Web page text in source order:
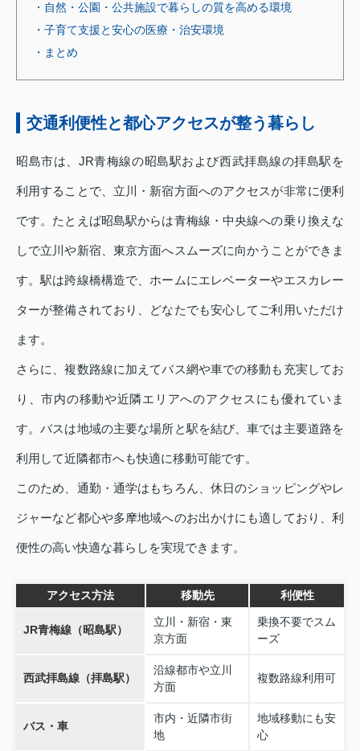
・自然・公園・公共施設で暮らしの質を高める環境
・子育て支援と安心の医療・治安環境
・まとめ
交通利便性と都心アクセスが整う暮らし
昭島市は、JR青梅線の昭島駅および西武拝島線の拝島駅を
利用することで、立川・新宿方面へのアクセスが非常に便利
です。たとえば昭島駅からは青梅線・中央線への乗り換えな
しで立川や新宿、東京方面へスムーズに向かうことができま
す。駅は跨線橋構造で、ホームにエレベーターやエスカレー
ターが整備されており、どなたでも安心してご利用いただけ
ます。
さらに、複数路線に加えてバス網や車での移動も充実してお
り、市内の移動や近隣エリアへのアクセスにも優れていま
す。バスは地域の主要な場所と駅を結び、車では主要道路を
利用して近隣都市へも快適に移動可能です。
このため、通勤・通学はもちろん、休日のショッピングやレ
ジャーなど都心や多摩地域へのお出かけにも適しており、利
便性の高い快適な暮らしを実現できます。
アクセス方法 移動先 利便性
JR青梅線（昭島駅）
立川・新宿・東
京方面
乗換不要でスム
ーズ
西武拝島線（拝島駅）
沿線都市や立川
方面
複数路線利用可
バス・車
市内・近隣市街
地
地域移動にも安
心